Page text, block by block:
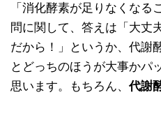
「消化酵素が足りなくな
問に関して、答えは「大丈
だから！」というか、代謝
とどっちのほうが大事かパ
思います。もちろん、 代謝